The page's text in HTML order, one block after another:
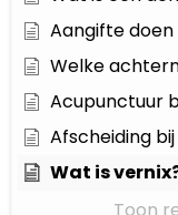
Aangifte
Welke
Acupunctuur
Afscheiding
Wat is